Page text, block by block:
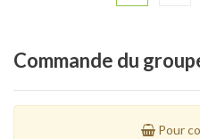
Commande du
Pour